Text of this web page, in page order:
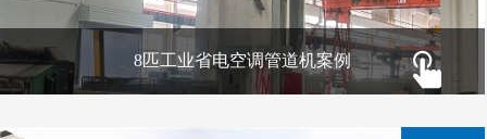
8匹工业省电空调管道机案例